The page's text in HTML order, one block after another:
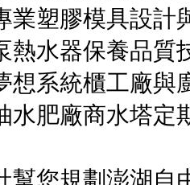
業塑膠模具設計
熱水器保養品質
想系統櫃工廠與
水肥廠商水塔定
幫您規劃澎湖自